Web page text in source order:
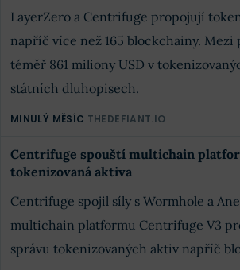
LayerZero a Centrifuge propojují
napříč více než 165 blockchainy. Mezi
téměř 861 miliony USD v
státních dluhopisech.
MINULÝ MĚSÍC THEDEFIANT.IO
Centrifuge spouští multichain
tokenizovaná aktiva
Centrifuge spojil síly s Wormhole a
multichain platformu Centrifuge V3
správu tokenizovaných aktiv napříč